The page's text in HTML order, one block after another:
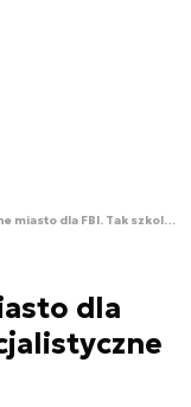
Zbudowali sztuczne miasto dla FBI. Tak szkolą się specjalistyczne zespoły
dla